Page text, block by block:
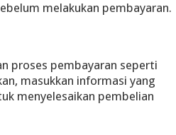
melakukan pembayaran.
proses pembayaran seperti
masukkan informasi yang
menyelesaikan pembelian